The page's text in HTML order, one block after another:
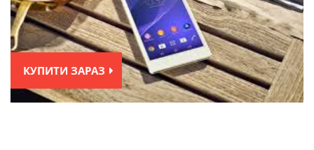
КУПИТИ ЗАРАЗ